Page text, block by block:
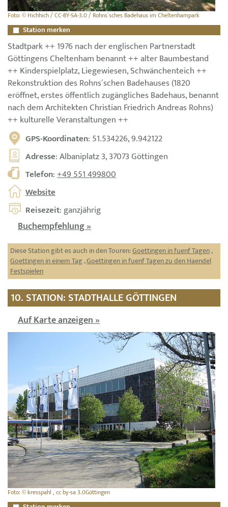
Foto: © Hichhich / CC-BY-SA-3.0 / Rohns´sches Badehaus im Cheltenhampark
Station merken
Stadtpark ++ 1976 nach der englischen Partnerstadt
Göttingens Cheltenham benannt ++ alter Baumbestand
++ Kinderspielplatz, Liegewiesen, Schwänchenteich ++
Rekonstruktion des Rohns´schen Badehauses (1820
eröffnet, erstes öffentlich zugängliches Badehaus, benannt
nach dem Architekten Christian Friedrich Andreas Rohns)
++ kulturelle Veranstaltungen ++
GPS-Koordinaten: 51.534226, 9.942122
Adresse: Albaniplatz 3, 37073 Göttingen
Telefon:+49 551 499800
Website
Reisezeit: ganzjährig
Buchempfehlung »
Diese Station gibt es auch in den Touren:Goettingen in fuenf Tagen,
Goettingen in einem Tag ,Goettingen in fuenf Tagen zu den Haendel
Festspielen
10. STATION: STADTHALLE GÖTTINGEN
Auf Karte anzeigen »
Foto: © kresspahl , cc by-sa 3.0Göttingen